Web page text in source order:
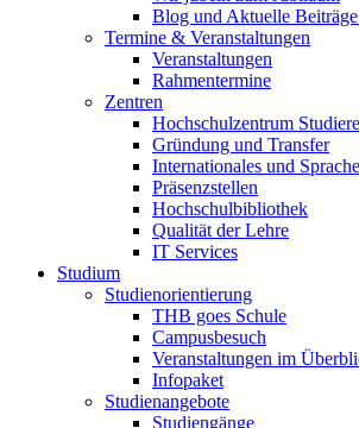
Blog und Aktuelle
Termine & Veranstaltungen
Veranstaltungen
Rahmentermine
Zentren
Hochschulzentrum
Gründung und Transfer
Internationales und
Präsenzstellen
Hochschulbibliothek
Qualität der Lehre
IT Services
Studium
Studienorientierung
THB goes Schule
Campusbesuch
Veranstaltungen im
Infopaket
Studienangebote
Studiengänge